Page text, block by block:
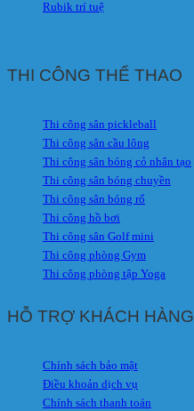
Rubik trí tuệ
THI CÔNG THỂ THAO
Thi công sân pickleball
Thi công sân cầu lông
Thi công sân bóng cỏ nhân tạo
Thi công sân bóng chuyền
Thi công sân bóng rổ
Thi công hồ bơi
Thi công sân Golf mini
Thi công phòng Gym
Thi công phòng tập Yoga
HỖ TRỢ KHÁCH HÀNG
Chính sách bảo mật
Điều khoản dịch vụ
Chính sách thanh toán